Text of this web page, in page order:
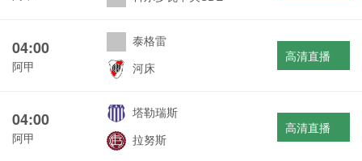
04:00
阿甲
泰格雷
河床
高清直播
04:00
阿甲
塔勒瑞斯
拉努斯
高清直播